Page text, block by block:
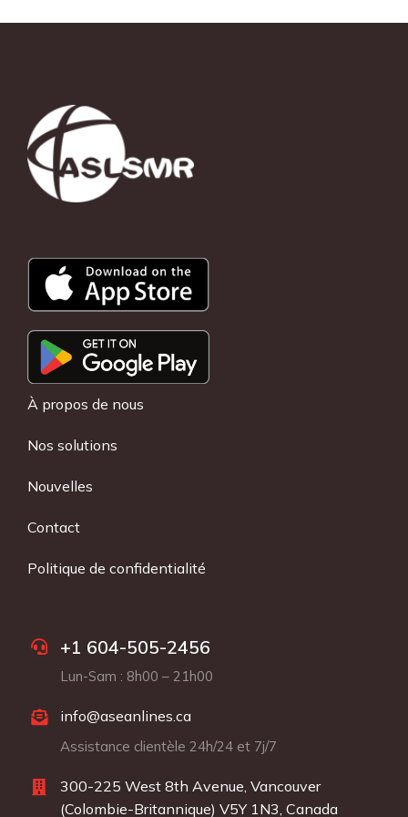
À propos de nous
Nos solutions
Nouvelles
Contact
Politique de confidentialité
+1 604-505-2456
Lun-Sam : 8h00 – 21h00
info@aseanlines.ca
Assistance clientèle 24h/24 et 7j/7
300-225 West 8th Avenue, Vancouver
(Colombie-Britannique) V5Y 1N3, Canada